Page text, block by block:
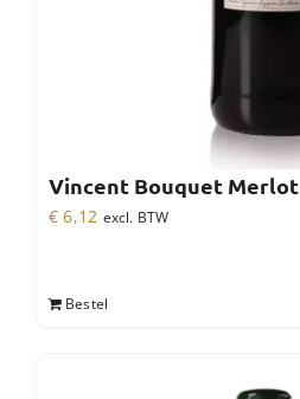
Vincent Bouquet Merlot
€ 6,12 excl. BTW
Bestel